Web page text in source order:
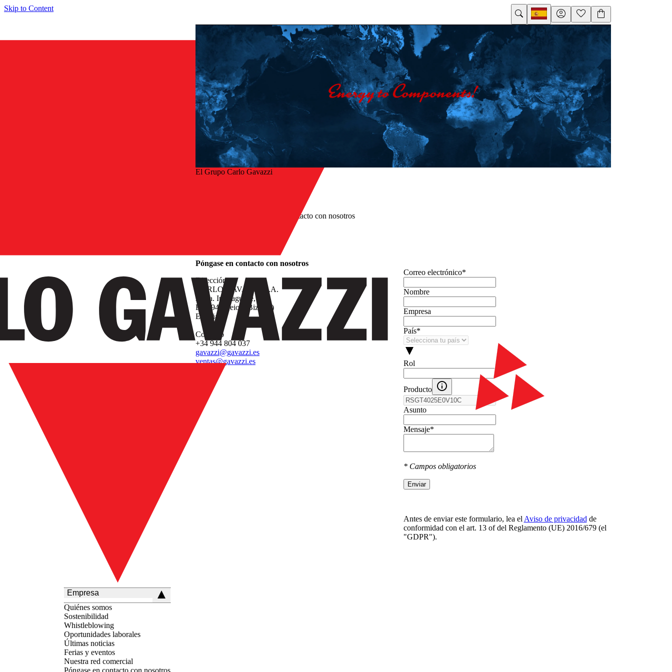
Skip to Content
Empresa
Quiénes somos
Sostenibilidad
Whistleblowing
Oportunidades laborales
Últimas noticias
Ferias y eventos
Nuestra red comercial
Póngase en contacto con nosotros
El Grupo Carlo Gavazzi
Póngase en contacto con nosotros
Póngase en contacto con nosotros
Dirección
CARLO GAVAZZI, S.A.
Avda. Iparraguirre, 80
E-48940 Leioa (Bizkaia)
España
Contacto
+34 944 804 037
gavazzi@gavazzi.es
ventas@gavazzi.es
Correo electrónico*
Nombre
Empresa
País*
Rol
Producto
Asunto
Mensaje*
* Campos obligatorios
Enviar
Antes de enviar este formulario, lea el Aviso de privacidad de
conformidad con el art. 13 оf del Reglamento (UE) 2016/679 (el
"GDPR").